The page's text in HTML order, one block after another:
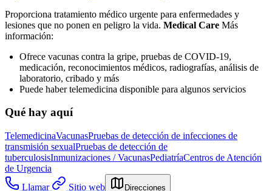
Proporciona tratamiento médico urgente para enfermedades y
lesiones que no ponen en peligro la vida. Medical Care Más
información:
Ofrece vacunas contra la gripe, pruebas de COVID-19,
medicación, reconocimientos médicos, radiografías, análisis de
laboratorio, cribado y más
Puede haber telemedicina disponible para algunos servicios
Qué hay aquí
TelemedicinaVacunasPruebas de detección de infecciones de
transmisión sexualPruebas de detección de
tuberculosisInmunizaciones / VacunasPediatríaCentros de Atención
de Urgencia
Llamar
Sitio web Direcciones